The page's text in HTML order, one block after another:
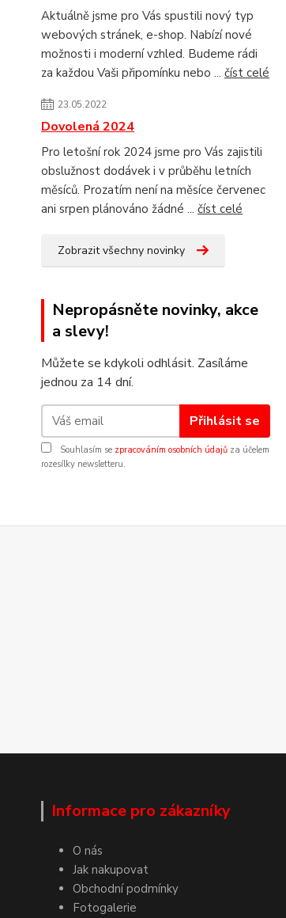
Aktuálně jsme pro Vás spustili nový typ
webových stránek, e-shop. Nabízí nové
možnosti i moderní vzhled. Budeme rádi
za každou Vaši připomínku nebo ... číst celé
23.05.2022
Dovolená 2024
Pro letošní rok 2024 jsme pro Vás zajistili
obslužnost dodávek i v průběhu letních
měsíců. Prozatím není na měsíce červenec
ani srpen plánováno žádné ... číst celé
Zobrazit všechny novinky
Nepropásněte novinky, akce
a slevy!
Můžete se kdykoli odhlásit. Zasíláme
jednou za 14 dní.
Přihlásit se
Souhlasím se zpracováním osobních údajů za účelem
rozesílky newsletteru.
Informace pro zákazníky
O nás
Jak nakupovat
Obchodní podmínky
Fotogalerie